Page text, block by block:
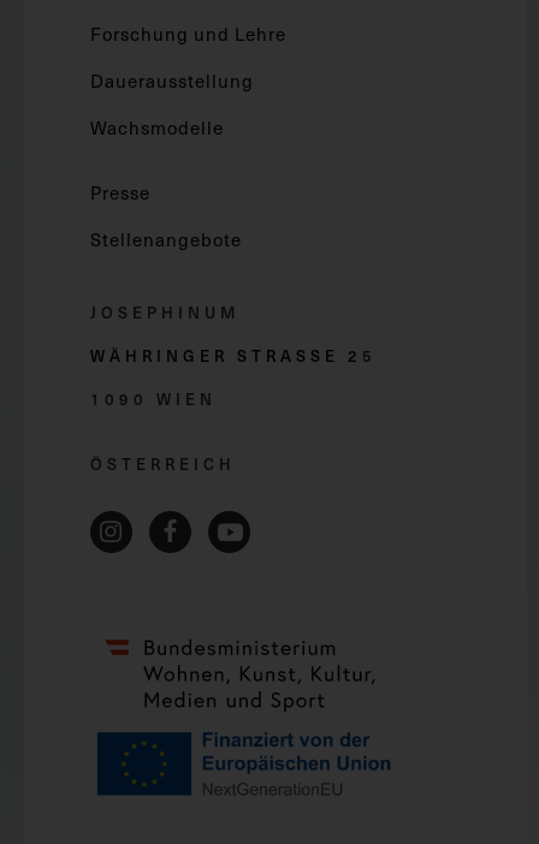
Forschung und Lehre
Dauerausstellung
Wachsmodelle
Presse
Stellenangebote
JOSEPHINUM
WÄHRINGER STRASSE 2 5
1090 WIEN
ÖSTERREICH